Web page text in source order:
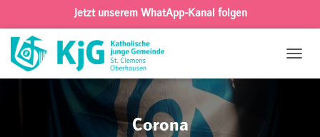
Jetzt unserem WhatApp-Kanal folgen
Corona